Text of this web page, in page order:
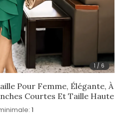
1 / 6
Pour Femme, Élégante, À
Courtes Et Taille Haute
1